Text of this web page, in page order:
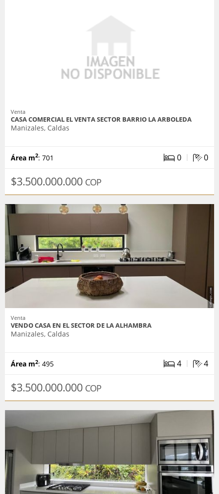
Venta
CASA COMERCIAL EL VENTA SECTOR BARRIO LA ARBOLEDA
Manizales, Caldas
Área m2: 701 0 | 0
$3.500.000.000 COP
Venta
VENDO CASA EN EL SECTOR DE LA ALHAMBRA
Manizales, Caldas
Área m2: 495 4 | 4
$3.500.000.000 COP